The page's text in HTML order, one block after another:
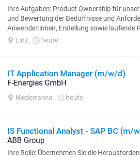
Ihre Aufgaben: Product Ownership für
und Bewertung der Bedürfnisse und
Anwender:innen, Erstellung sowie laufende
Linz
heute
IT Application Manager (m/w/d)
F-Energies GmbH
Niederranna heute
IS Functional Analyst - SAP BC (m/
ABB Group
Ihre Rolle: Übernehmen Sie die